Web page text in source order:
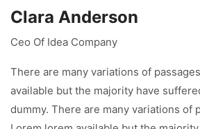
Clara Anderson
Ceo Of Idea Company
There are many variations of
available but the majority have
dummy. There are many variations of